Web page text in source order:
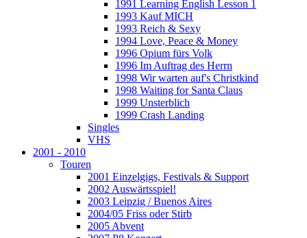
1991 Learning English Lesson 1
1993 Kauf MICH
1993 Reich & Sexy
1994 Love, Peace & Money
1996 Opium fürs Volk
1996 Im Auftrag des Herrn
1998 Wir warten auf's Christkind
1998 Waiting for Santa Claus
1999 Unsterblich
1999 Crash Landing
Singles
VHS
2001 - 2010
Touren
2001 Einzelgigs, Festivals & Support
2002 Auswärtsspiel!
2003 Leipzig / Buenos Aires
2004/05 Friss oder Stirb
2005 Abvent